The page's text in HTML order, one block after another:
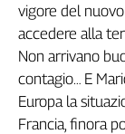
Alto
Adige
Basilicata
Calabria
Campania
vigore del
accedere alla
Non arrivano
contagio… E
Europa la
Francia, finora